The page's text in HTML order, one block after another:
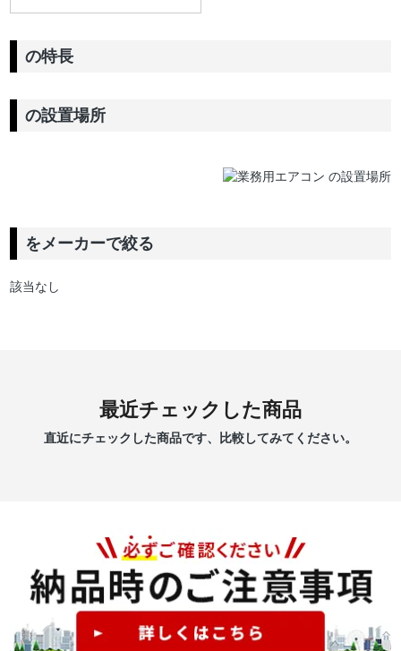
の特長
の設置場所
をメーカーで絞る
該当なし
最近チェックした商品
直近にチェックした商品です、比較してみてください。